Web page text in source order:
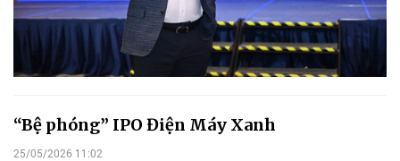
“Bệ phóng” IPO Điện Máy Xanh
25/05/2026 11:02